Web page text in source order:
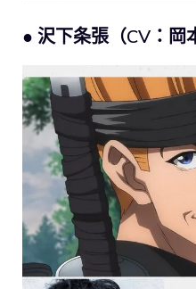
● 沢下条張（CV：岡